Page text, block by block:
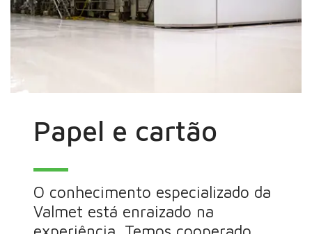
Papel e cartão
O conhecimento especializado da
Valmet está enraizado na